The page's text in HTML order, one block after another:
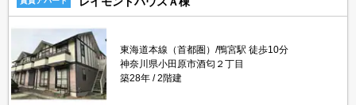
東海道本線（首都圏）/鴨宮駅 徒歩10分
神奈川県小田原市酒匂２丁目
築28年
2階建